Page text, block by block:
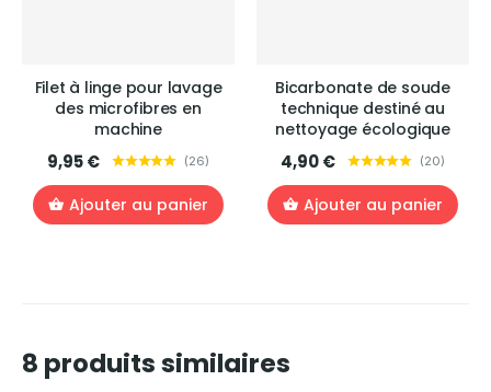
Filet à linge pour lavage
des microfibres en
machine
9,95 € (26)
Ajouter au panier
Bicarbonate de soude
technique destiné au
nettoyage écologique
4,90 € (20)
Ajouter au panier
8 produits similaires